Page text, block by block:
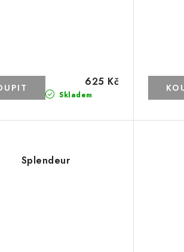
Skladem
625 Kč
Splendeur